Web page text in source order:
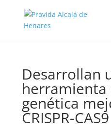
Desarrollan
herramienta
genética
CRISPR-CAS9